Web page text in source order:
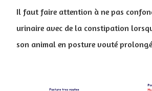
Il faut faire attention à ne pas
urinaire avec de la constipation
son animal en posture vouté